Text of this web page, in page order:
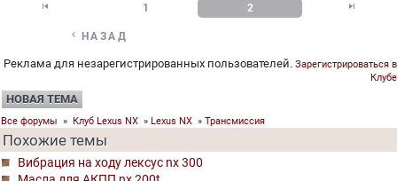
 1 2 
 НАЗАД
Реклама для незарегистрированных пользователей. Зарегистрироваться в
Клубе
НОВАЯ ТЕМА
Все форумы » Клуб Lexus NX » Lexus NX » Трансмиссия
Похожие темы
Вибрация на ходу лексус nx 300